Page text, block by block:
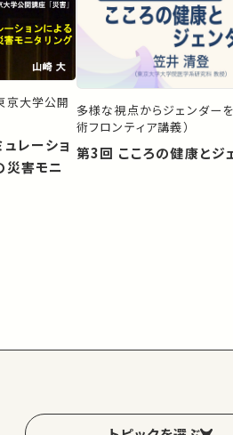
京大学公開
レーショ
災害モニ
多様な視点からジェンダー
術フロンティア講義）
第3回 こころの健康と